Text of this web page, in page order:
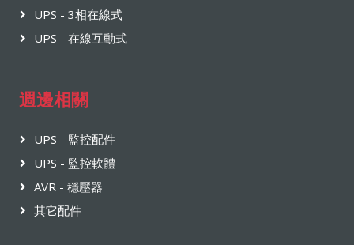
UPS - 3相在線式
UPS - 在線互動式
週邊相關
UPS - 監控配件
UPS - 監控軟體
AVR - 穩壓器
其它配件